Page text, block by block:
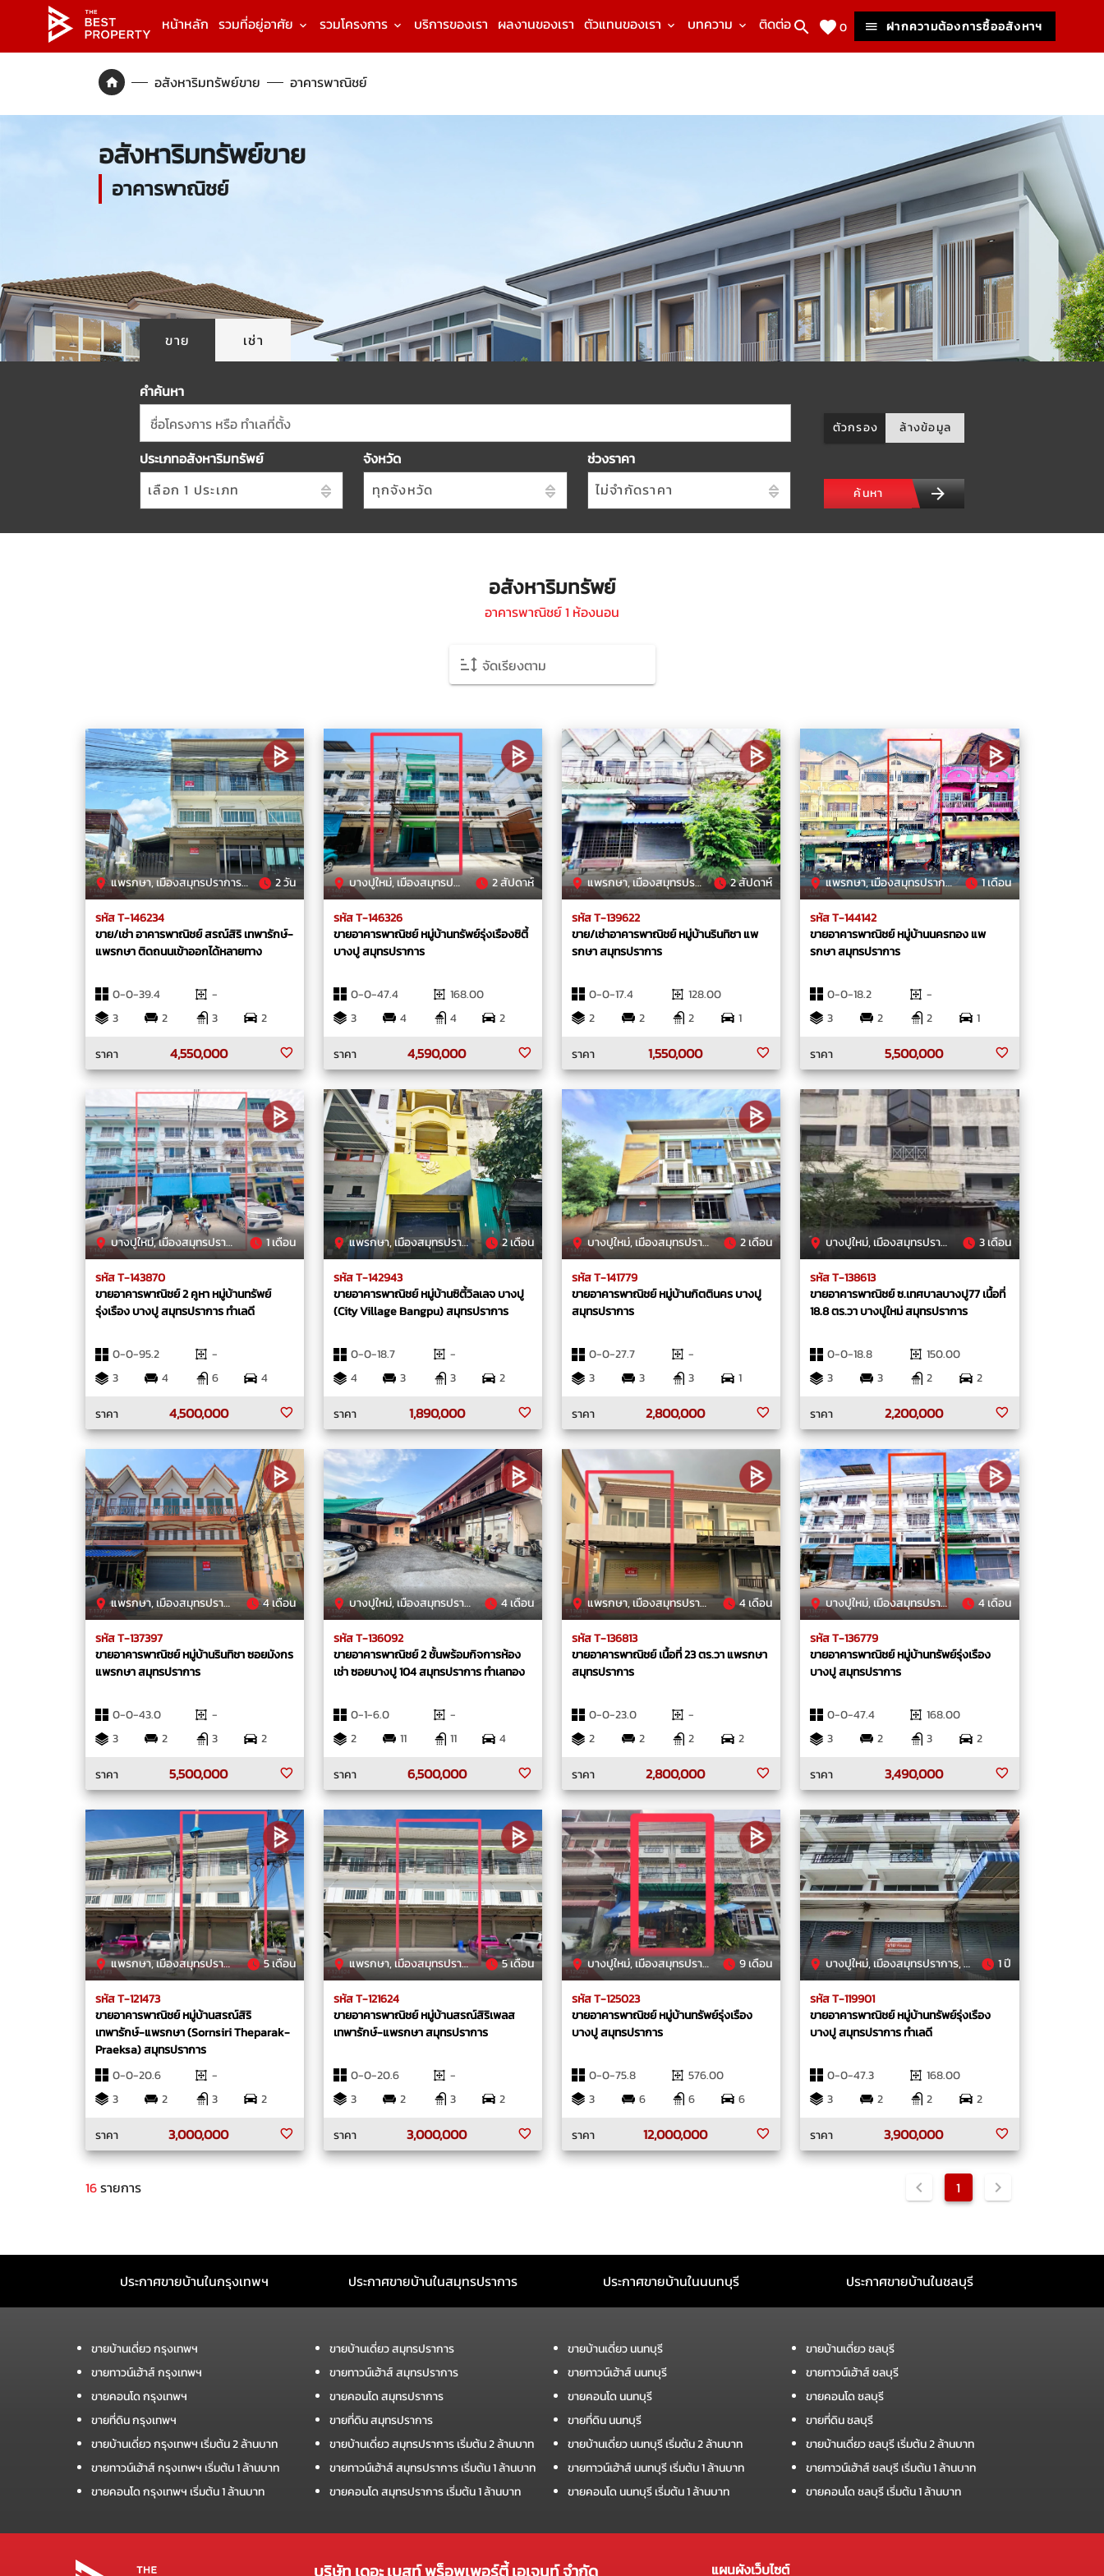
หน้าหลัก รวมที่อยู่อาศัย รวมโครงการ บริการของเรา ผลงานของเรา ตัวแทนของเรา บทความ ติดต่อเรา 0 ฝากความต้องการซื้ออสังหาฯ
อสังหาริมทรัพย์ขาย อาคารพาณิชย์
อสังหาริมทรัพย์ขาย
อาคารพาณิชย์
ขาย เช่า
คำค้นหา
ชื่อโครงการ หรือ ทำเลที่ตั้ง
ประเภทอสังหาริมทรัพย์
เลือก 1 ประเภท
จังหวัด
ทุกจังหวัด
ช่วงราคา
ไม่จำกัดราคา
ตัวกรอง ล้างข้อมูล
ค้นหา
อสังหาริมทรัพย์
อาคารพาณิชย์ 1 ห้องนอน
จัดเรียงตาม
แพรกษา, เมืองสมุทรปราการ, สมุทรปราการ 2 วัน
รหัส T-146234
ขาย/เช่า อาคารพาณิชย์ สรณ์สิริ เทพารักษ์-
แพรกษา ติดถนนเข้าออกได้หลายทาง
0-0-39.4
-
3
2 3
2
ราคา
4,550,000
บางปูใหม่, เมืองสมุทรปราการ, สมุทรปราการ 2 สัปดาห์
รหัส T-146326
ขายอาคารพาณิชย์ หมู่บ้านทรัพย์รุ่งเรืองซิตี้
บางปู สมุทรปราการ
0-0-47.4
168.00
3
4 4
2
ราคา
4,590,000
แพรกษา, เมืองสมุทรปราการ, สมุทรปราการ 2 สัปดาห์
รหัส T-139622
ขาย/เช่าอาคารพาณิชย์ หมู่บ้านรินทิชา แพ
รกษา สมุทรปราการ
0-0-17.4
128.00
2
2 2
1
ราคา
1,550,000
แพรกษา, เมืองสมุทรปราการ, สมุทรปราการ 1 เดือน
รหัส T-144142
ขายอาคารพาณิชย์ หมู่บ้านนครทอง แพ
รกษา สมุทรปราการ
0-0-18.2
-
3
2 2
1
ราคา
5,500,000
บางปูใหม่, เมืองสมุทรปราการ, สมุทรปราการ 1 เดือน
รหัส T-143870
ขายอาคารพาณิชย์ 2 คูหา หมู่บ้านทรัพย์
รุ่งเรือง บางปู สมุทรปราการ ทำเลดี
0-0-95.2
-
3
4 6
4
ราคา
4,500,000
แพรกษา, เมืองสมุทรปราการ, สมุทรปราการ 2 เดือน
รหัส T-142943
ขายอาคารพาณิชย์ หมู่บ้านซิตี้วิลเลจ บางปู
(City Village Bangpu) สมุทรปราการ
0-0-18.7
-
4
3 3
2
ราคา
1,890,000
บางปูใหม่, เมืองสมุทรปราการ, สมุทรปราการ 2 เดือน
รหัส T-141779
ขายอาคารพาณิชย์ หมู่บ้านกิตตินคร บางปู
สมุทรปราการ
0-0-27.7
-
3
3 3
1
ราคา
2,800,000
บางปูใหม่, เมืองสมุทรปราการ, สมุทรปราการ 3 เดือน
รหัส T-138613
ขายอาคารพาณิชย์ ซ.เทศบาลบางปู77 เนื้อที่
18.8 ตร.วา บางปูใหม่ สมุทรปราการ
0-0-18.8
150.00
3
3 2
2
ราคา
2,200,000
แพรกษา, เมืองสมุทรปราการ, สมุทรปราการ 4 เดือน
รหัส T-137397
ขายอาคารพาณิชย์ หมู่บ้านรินทิชา ซอยมังกร
แพรกษา สมุทรปราการ
0-0-43.0
-
3
2 3
2
ราคา
5,500,000
บางปูใหม่, เมืองสมุทรปราการ, สมุทรปราการ 4 เดือน
รหัส T-136092
ขายอาคารพาณิชย์ 2 ชั้นพร้อมกิจการห้อง
เช่า ซอยบางปู 104 สมุทรปราการ ทำเลทอง
0-1-6.0
-
2
11 11
4
ราคา
6,500,000
แพรกษา, เมืองสมุทรปราการ, สมุทรปราการ 4 เดือน
รหัส T-136813
ขายอาคารพาณิชย์ เนื้อที่ 23 ตร.วา แพรกษา
สมุทรปราการ
0-0-23.0
-
2
2 2
2
ราคา
2,800,000
บางปูใหม่, เมืองสมุทรปราการ, สมุทรปราการ 4 เดือน
รหัส T-136779
ขายอาคารพาณิชย์ หมู่บ้านทรัพย์รุ่งเรือง
บางปู สมุทรปราการ
0-0-47.4
168.00
3
2 3
2
ราคา
3,490,000
แพรกษา, เมืองสมุทรปราการ, สมุทรปราการ 5 เดือน
รหัส T-121473
ขายอาคารพาณิชย์ หมู่บ้านสรณ์สิริ
เทพารักษ์-แพรกษา (Sornsiri Theparak-
Praeksa) สมุทรปราการ
0-0-20.6
-
3
2 3
2
ราคา
3,000,000
แพรกษา, เมืองสมุทรปราการ, สมุทรปราการ 5 เดือน
รหัส T-121624
ขายอาคารพาณิชย์ หมู่บ้านสรณ์สิริเพลส
เทพารักษ์-แพรกษา สมุทรปราการ
0-0-20.6
-
3
2 3
2
ราคา
3,000,000
บางปูใหม่, เมืองสมุทรปราการ, สมุทรปราการ 9 เดือน
รหัส T-125023
ขายอาคารพาณิชย์ หมู่บ้านทรัพย์รุ่งเรือง
บางปู สมุทรปราการ
0-0-75.8
576.00
3
6 6
6
ราคา
12,000,000
บางปูใหม่, เมืองสมุทรปราการ, สมุทรปราการ 1 ปี
รหัส T-119901
ขายอาคารพาณิชย์ หมู่บ้านทรัพย์รุ่งเรือง
บางปู สมุทรปราการ ทำเลดี
0-0-47.3
168.00
3
2 2
2
ราคา
3,900,000
16รายการ 1
ประกาศขายบ้านในกรุงเทพฯ ประกาศขายบ้านในสมุทรปราการ ประกาศขายบ้านในนนทบุรี ประกาศขายบ้านในชลบุรี
ขายบ้านเดี่ยว กรุงเทพฯ
ขายทาวน์เฮ้าส์ กรุงเทพฯ
ขายคอนโด กรุงเทพฯ
ขายที่ดิน กรุงเทพฯ
ขายบ้านเดี่ยว กรุงเทพฯ เริ่มต้น 2 ล้านบาท
ขายทาวน์เฮ้าส์ กรุงเทพฯ เริ่มต้น 1 ล้านบาท
ขายคอนโด กรุงเทพฯ เริ่มต้น 1 ล้านบาท
ขายบ้านเดี่ยว สมุทรปราการ
ขายทาวน์เฮ้าส์ สมุทรปราการ
ขายคอนโด สมุทรปราการ
ขายที่ดิน สมุทรปราการ
ขายบ้านเดี่ยว สมุทรปราการ เริ่มต้น 2 ล้านบาท
ขายทาวน์เฮ้าส์ สมุทรปราการ เริ่มต้น 1 ล้านบาท
ขายคอนโด สมุทรปราการ เริ่มต้น 1 ล้านบาท
ขายบ้านเดี่ยว นนทบุรี
ขายทาวน์เฮ้าส์ นนทบุรี
ขายคอนโด นนทบุรี
ขายที่ดิน นนทบุรี
ขายบ้านเดี่ยว นนทบุรี เริ่มต้น 2 ล้านบาท
ขายทาวน์เฮ้าส์ นนทบุรี เริ่มต้น 1 ล้านบาท
ขายคอนโด นนทบุรี เริ่มต้น 1 ล้านบาท
ขายบ้านเดี่ยว ชลบุรี
ขายทาวน์เฮ้าส์ ชลบุรี
ขายคอนโด ชลบุรี
ขายที่ดิน ชลบุรี
ขายบ้านเดี่ยว ชลบุรี เริ่มต้น 2 ล้านบาท
ขายทาวน์เฮ้าส์ ชลบุรี เริ่มต้น 1 ล้านบาท
ขายคอนโด ชลบุรี เริ่มต้น 1 ล้านบาท
บริษัท เดอะ เบสท์ พร็อพเพอร์ตี้ เอเจนท์ จำกัด แผนผังเว็บไซต์